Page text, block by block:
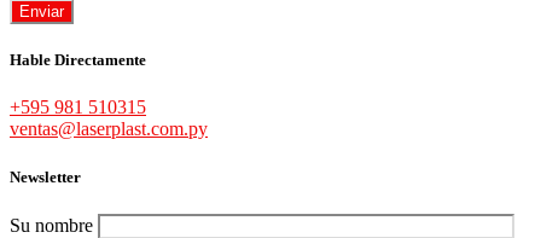
Hable Directamente
+595 981 510315
ventas@laserplast.com.py
Newsletter
Su nombre